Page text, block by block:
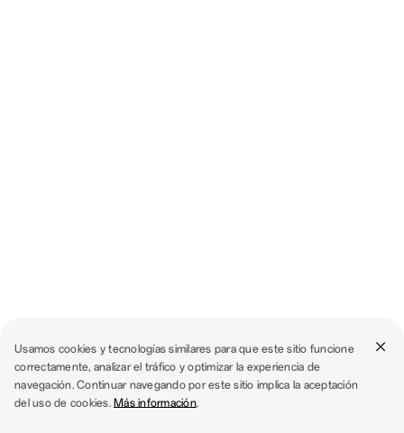
Usamos cookies y tecnologías similares para que este sitio funcione
correctamente, analizar el tráfico y optimizar la experiencia de
navegación. Continuar navegando por este sitio implica la aceptación
del uso de cookies. Más información.